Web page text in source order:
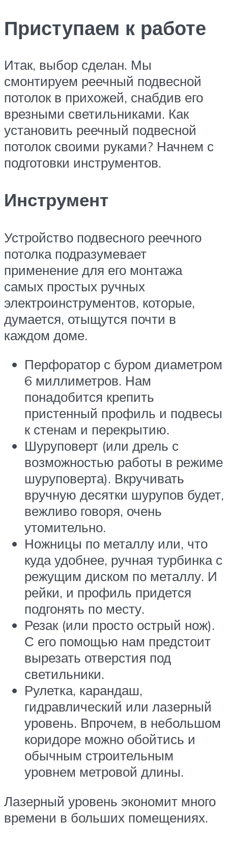
Приступаем к работе
Итак, выбор сделан. Мы
смонтируем реечный подвесной
потолок в прихожей, снабдив его
врезными светильниками. Как
установить реечный подвесной
потолок своими руками? Начнем с
подготовки инструментов.
Инструмент
Устройство подвесного реечного
потолка подразумевает
применение для его монтажа
самых простых ручных
электроинструментов, которые,
думается, отыщутся почти в
каждом доме.
Перфоратор с буром диаметром
6 миллиметров. Нам
понадобится крепить
пристенный профиль и подвесы
к стенам и перекрытию.
Шуруповерт (или дрель с
возможностью работы в режиме
шуруповерта). Вкручивать
вручную десятки шурупов будет,
вежливо говоря, очень
утомительно.
Ножницы по металлу или, что
куда удобнее, ручная турбинка с
режущим диском по металлу. И
рейки, и профиль придется
подгонять по месту.
Резак (или просто острый нож).
С его помощью нам предстоит
вырезать отверстия под
светильники.
Рулетка, карандаш,
гидравлический или лазерный
уровень. Впрочем, в небольшом
коридоре можно обойтись и
обычным строительным
уровнем метровой длины.
Лазерный уровень экономит много
времени в больших помещениях.